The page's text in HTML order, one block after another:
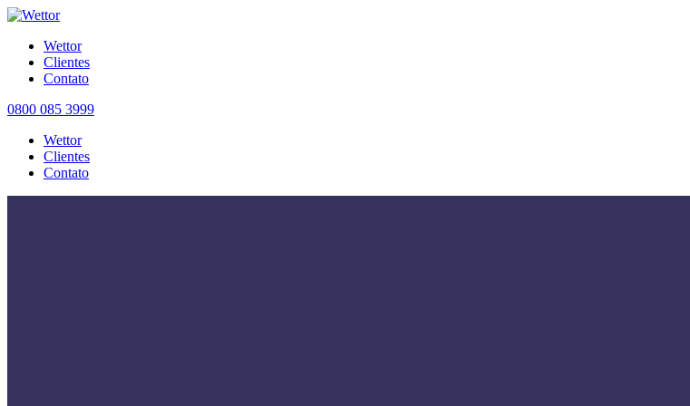
Wettor
Clientes
Contato
0800 085 3999
Wettor
Clientes
Contato